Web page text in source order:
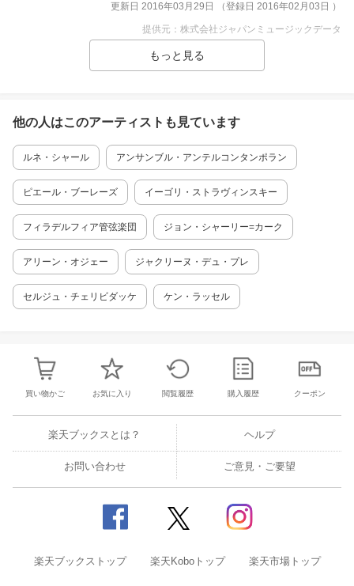
更新日 2016年03月29日 （登録日 2016年02月03日 ）
提供元：株式会社ジャパンミュージックデータ
他の人はこのアーティスト も見ています
ルネ・シャール アンサンブル・アンテルコンタンポラン
ピエール・ブーレーズ イーゴリ・ストラヴィンスキー
フィラデルフィア管弦楽団 ジョン・シャーリー=カーク
アリーン・オジェー ジャクリーヌ・デュ・プレ
セルジュ・チェリビダッケ ケン・ラッセル
買い物かご お気に入り 閲覧履歴 購入履歴 クーポン
楽天ブックスとは？ ヘルプ
お問い合わせ ご意見・ご要望
楽天ブックストップ 楽天Koboトップ 楽天市場トップ